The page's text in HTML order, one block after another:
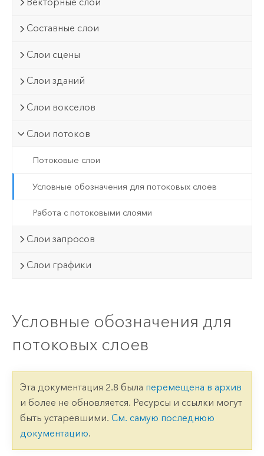
Составные слои
Слои сцены
Слои зданий
Слои вокселов
Слои потоков
Потоковые слои
Условные обозначения для потоковых слоев
Работа с потоковыми слоями
Слои запросов
Слои графики
Условные обозначения для
потоковых слоев
Эта документация 2.8 была перемещена в архив
и более не обновляется. Ресурсы и ссылки могут
быть устаревшими. См. самую последнюю
документацию.